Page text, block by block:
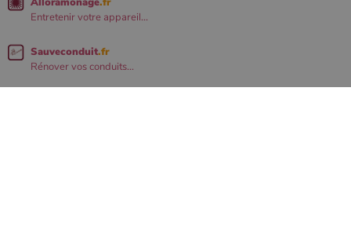
Entretenir votre appareil...
Sauveconduit.fr
Rénover vos conduits...